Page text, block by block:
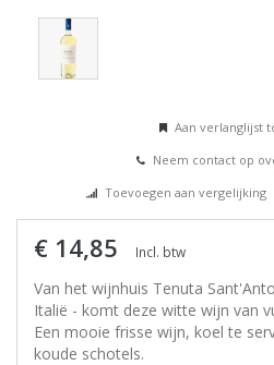
Aan verlanglijst
Neem contact op
Toevoegen aan vergelijking
€ 14,85 Incl. btw
Van het wijnhuis Tenuta
Italië - komt deze witte wijn van
Een mooie frisse wijn, koel te
koude schotels.